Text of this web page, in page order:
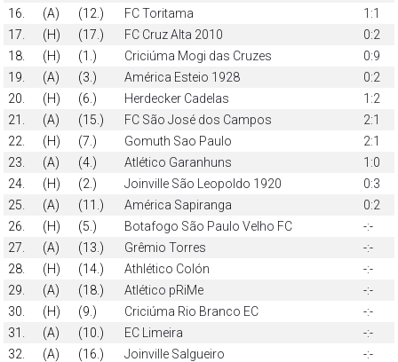
16.
(A) (12.) FC Toritama
1:1
17.
(H) (17.) FC Cruz Alta 2010
0:2
18.
(H) (1.) Criciúma Mogi das Cruzes
0:9
19.
(A) (3.) América Esteio 1928
0:2
20.
(H) (6.) Herdecker Cadelas
1:2
21.
(A) (15.) FC São José dos Campos
2:1
22.
(H) (7.) Gomuth Sao Paulo
2:1
23.
(A) (4.) Atlético Garanhuns
1:0
24.
(H) (2.) Joinville São Leopoldo 1920
0:3
25.
(A) (11.) América Sapiranga
0:2
26.
(H) (5.) Botafogo São Paulo Velho FC
-:-
27.
(A) (13.) Grêmio Torres
-:-
28.
(H) (14.) Athlético Colón
-:-
29.
(A) (18.) Atlético pRiMe
-:-
30.
(H) (9.) Criciúma Rio Branco EC
-:-
31.
(A) (10.) EC Limeira
-:-
32.
(A) (16.) Joinville Salgueiro
-:-